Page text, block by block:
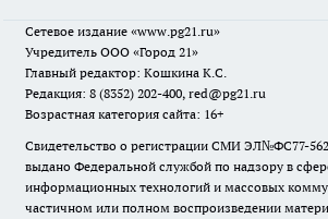
Сетевое издание «www.pg21.ru»
Учредитель ООО «Город 21»
Главный редактор: Кошкина К.С.
Редакция: 8 (8352) 202-400, red@pg21.ru
Возрастная категория сайта: 16+
Свидетельство о регистрации СМИ ЭЛ№ФС77-
выдано Федеральной службой по надзору в
информационных технологий и массовых
частичном или полном воспроизведении